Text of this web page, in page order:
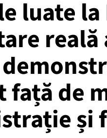
luate
față de
și